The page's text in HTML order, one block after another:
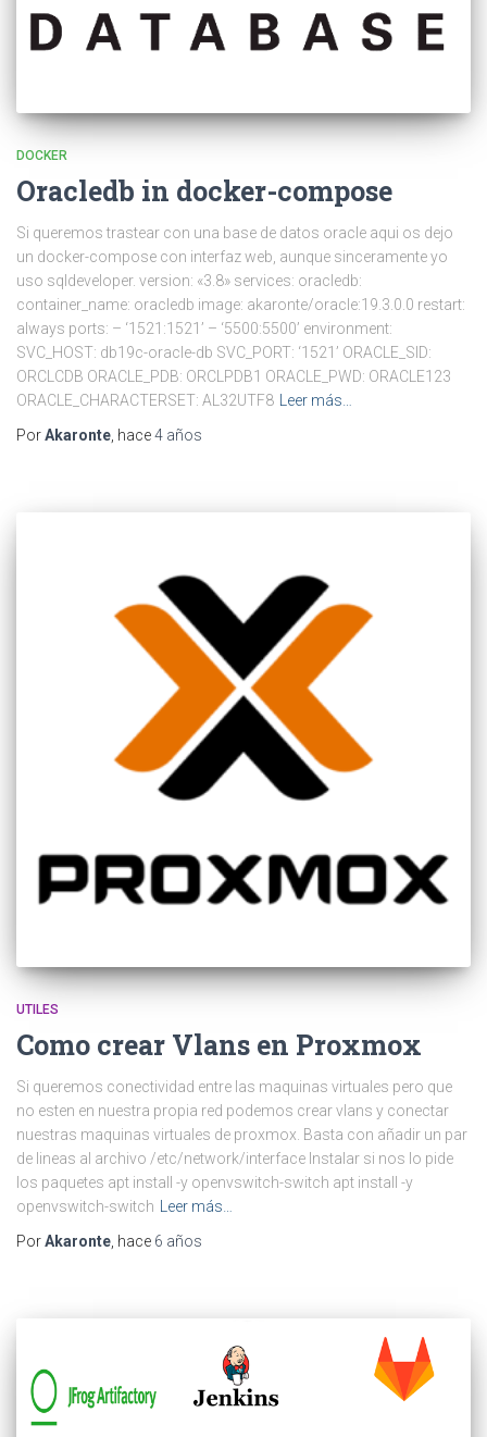
DOCKER
Oracledb in docker-compose
Si queremos trastear con una base de datos oracle aqui os dejo
un docker-compose con interfaz web, aunque sinceramente yo
uso sqldeveloper. version: «3.8» services: oracledb:
container_name: oracledb image: akaronte/oracle:19.3.0.0 restart:
always ports: – ‘1521:1521’ – ‘5500:5500’ environment:
SVC_HOST: db19c-oracle-db SVC_PORT: ‘1521’ ORACLE_SID:
ORCLCDB ORACLE_PDB: ORCLPDB1 ORACLE_PWD: ORACLE123
ORACLE_CHARACTERSET: AL32UTF8 Leer más…
PorAkaronte, hace4 años
UTILES
Como crear Vlans en Proxmox
Si queremos conectividad entre las maquinas virtuales pero que
no esten en nuestra propia red podemos crear vlans y conectar
nuestras maquinas virtuales de proxmox. Basta con añadir un par
de lineas al archivo /etc/network/interface Instalar si nos lo pide
los paquetes apt install -y openvswitch-switch apt install -y
openvswitch-switch Leer más…
PorAkaronte, hace 6 años